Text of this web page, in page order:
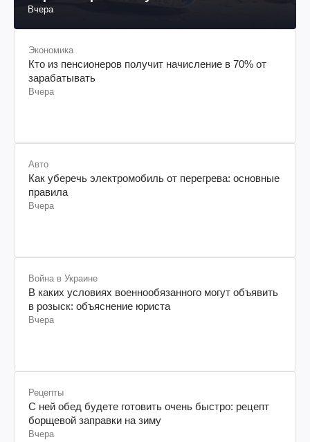
Вчера
Экономика
Кто из пенсионеров получит начисление в 70% от
зарабатывать
Вчера
Авто
Как уберечь электромобиль от перегрева: основные
правила
Вчера
Война в Украине
В каких условиях военнообязанного могут объявить
в розыск: объяснение юриста
Вчера
Рецепты
С ней обед будете готовить очень быстро: рецепт
борщевой заправки на зиму
Вчера